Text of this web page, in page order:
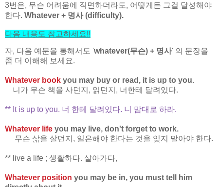
3번은, 무슨 어려움에 직면하더라도, 어떻게든 그걸 달성해야
한다. Whatever + 명사 (difficulty).
다음 내용도 참고하세요!!
자, 다음 예문을 통해서도 'whatever(무슨) + 명사' 의 문장을
좀 더 이해해 보세요.
Whatever book you may buy or read, it is up to you.
니가 무슨 책을 사던지, 읽던지, 너한테 달려있다.
** It is up to you. 너 한테 달려있다. 니 맘대로 하라.
Whatever life you may live, don't forget to work.
무슨 삶을 살던지, 일은해야 한다는 것을 잊지 말아야 한다.
** live a life ; 생활하다. 살아가다,
Whatever position you may be in, you must tell him